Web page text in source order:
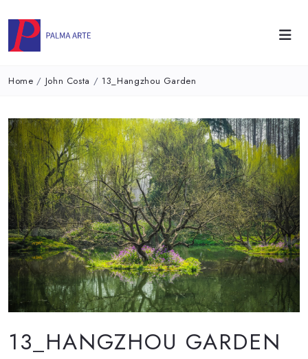
Home / John Costa / 13_Hangzhou Garden
13_HANGZHOU GARDEN